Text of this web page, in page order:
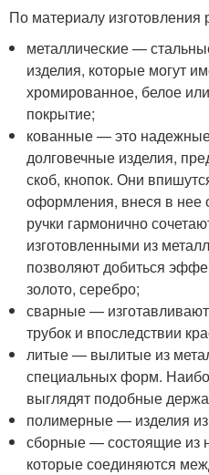
По материалу изготовления
металлические —
изделия, которые могут
хромированное, белое
покрытие;
кованные — это
долговечные изделия,
скоб, кнопок. Они
оформления, внеся в нее
ручки гармонично
изготовленными из
позволяют добиться
золото, серебро;
сварные —
трубок и впоследствии
литые — вылитые из
специальных форм.
выглядят подобные
полимерные — изделия из
сборные — состоящие из
которые соединяются